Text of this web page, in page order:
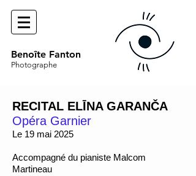
Benoîte Fanton
Photographe
RECITAL ELĪNA GARANČA
Opéra Garnier
Le 19 mai 2025
Accompagné du pianiste Malcom
Martineau